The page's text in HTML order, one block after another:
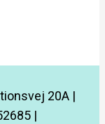
20A |
|